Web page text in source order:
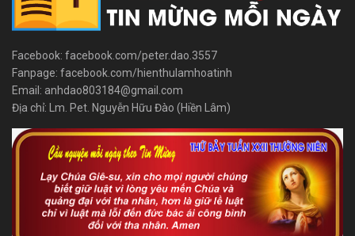
Facebook: facebook.com/peter.dao.3557
Fanpage: facebook.com/hienthulamhoatinh
Email: anhdao803184@gmail.com
Địa chỉ: Lm. Pet. Nguyễn Hữu Đào (Hiền Lâm)